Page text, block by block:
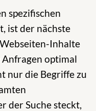
spezifischen
ist der nächste
Inhalte
Anfragen optimal
nur die Begriffe zu
der Suche steckt,